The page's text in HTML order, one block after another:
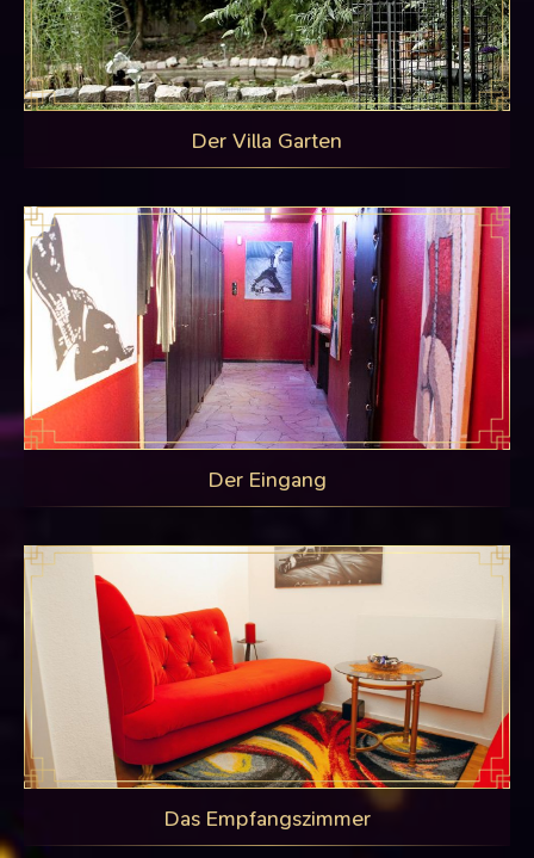
Der Villa Garten
Der Eingang
Das Empfangszimmer